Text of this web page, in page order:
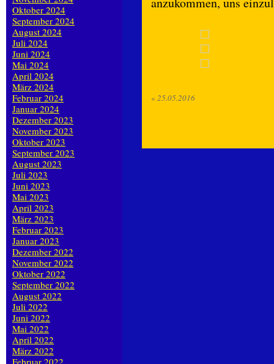
« 25.05.2016
Oktober 2024
September 2024
August 2024
Juli 2024
Juni 2024
Mai 2024
April 2024
März 2024
Februar 2024
Januar 2024
Dezember 2023
November 2023
Oktober 2023
September 2023
August 2023
Juli 2023
Juni 2023
Mai 2023
April 2023
März 2023
Februar 2023
Januar 2023
Dezember 2022
November 2022
Oktober 2022
September 2022
August 2022
Juli 2022
Juni 2022
Mai 2022
April 2022
März 2022
Februar 2022